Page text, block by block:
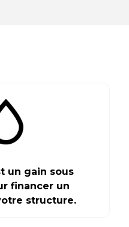
un gain sous
financer un
structure.